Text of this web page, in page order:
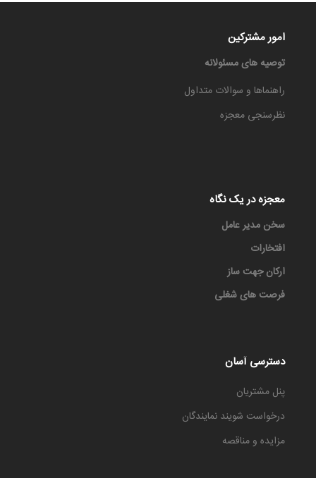
امور مشترکین
توصیه های مسئولانه
راهنماها و سوالات متداول
نظرسنجی معجزه
معجزه در یک نگاه
سخن مدیر عامل
افتخارات
ارکان جهت ساز
فرصت های شغلی
دسترسی آسان
پنل مشتریان
درخواست شویند نمایندگان
مزایده و مناقصه